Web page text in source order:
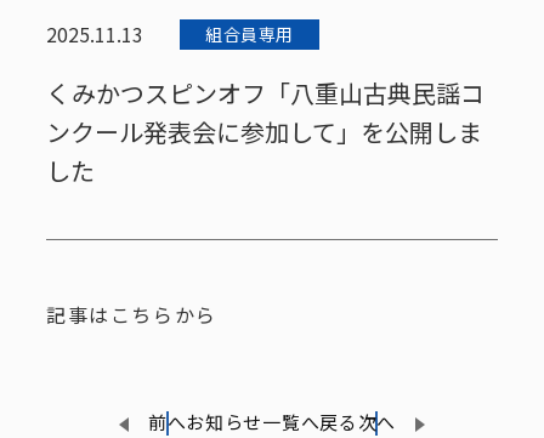
2025.11.13 組合員専用
くみかつスピンオフ「八重山古典民謡コ
ンクール発表会に参加して」を公開しま
した
記事はこちらから
前へお知らせ一覧へ戻る次へ